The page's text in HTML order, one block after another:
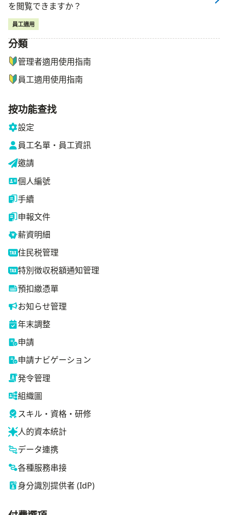
を閲覧できますか？
員工適用
ナビゲーションメニュー
分類
管理者適用使用指南
員工適用使用指南
按功能查找
設定
員工名單・員工資訊
邀請
個人編號
手續
申報文件
薪資明細
住民税管理
特別徴収税額通知管理
預扣繳憑單
お知らせ管理
年末調整
申請
申請ナビゲーション
発令管理
組織圖
スキル・資格・研修
人的資本統計
データ連携
各種服務串接
身分識別提供者 (IdP)